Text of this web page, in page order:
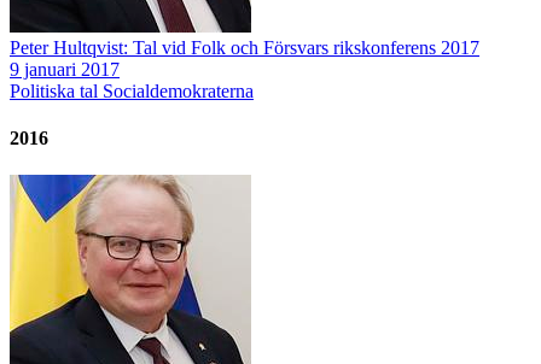
Peter Hultqvist: Tal vid Folk och Försvars rikskonferens 2017
9 januari 2017
Politiska tal Socialdemokraterna
2016